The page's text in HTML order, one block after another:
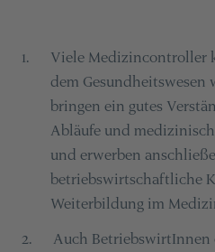
1.
Viele Medizincontroller
dem Gesundheitswesen
bringen ein gutes
Abläufe und
und erwerben
betriebswirtschaftliche
Weiterbildung im
2.
Auch BetriebswirtInnen